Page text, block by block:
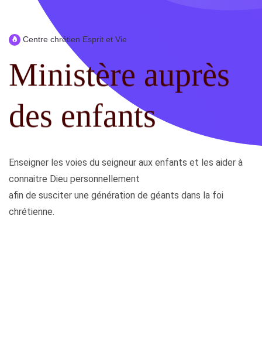
Centre chrétien Esprit et Vie
Ministère auprès
des enfants
Enseigner les voies du seigneur aux enfants et les aider à
connaitre Dieu personnellement
afin de susciter une génération de géants dans la foi
chrétienne.